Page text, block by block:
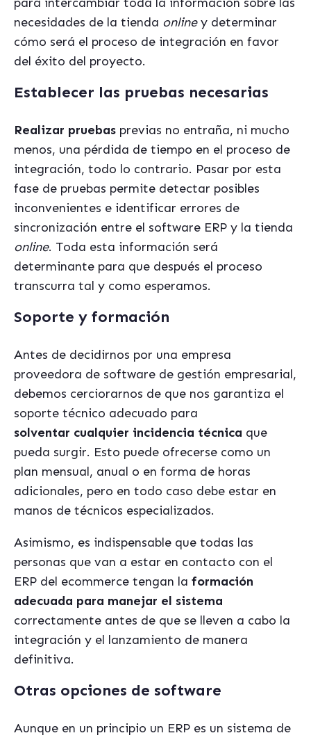
necesidades de la tienda onliney determinar
cómo será el proceso de integración en favor
del éxito del proyecto.
Establecer las pruebas necesarias
Realizar pruebas previas no entraña, ni mucho
menos, una pérdida de tiempo en el proceso de
integración, todo lo contrario. Pasar por esta
fase de pruebas permite detectar posibles
inconvenientes e identificar errores de
sincronización entre el software ERP y la tienda
online. Toda esta información será
determinante para que después el proceso
transcurra tal y como esperamos.
Soporte y formación
Antes de decidirnos por una empresa
proveedora de software de gestión empresarial,
debemos cerciorarnos de que nos garantiza el
soporte técnico adecuado para
solventar cualquier incidencia técnica que
pueda surgir. Esto puede ofrecerse como un
plan mensual, anual o en forma de horas
adicionales, pero en todo caso debe estar en
manos de técnicos especializados.
Asimismo, es indispensable que todas las
personas que van a estar en contacto con el
ERP del ecommerce tengan la formación
adecuada para manejar el sistema
correctamente antes de que se lleven a cabo la
integración y el lanzamiento de manera
definitiva.
Otras opciones de software
Aunque en un principio un ERP es un sistema de